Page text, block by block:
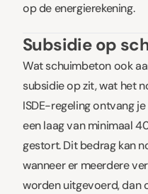
op de energierekening.
Subsidie op
Wat schuimbeton ook
subsidie op zit, wat het
ISDE-regeling ontvang
een laag van minimaal
gestort. Dit bedrag kan
wanneer er meerdere
worden uitgevoerd, dan